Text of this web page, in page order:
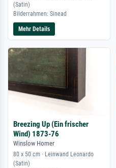
(Satin)
Bilderrahmen: Sinead
Mehr Details
Breezing Up (Ein frischer
Wind) 1873-76
Winslow Homer
80 x 50 cm · Leinwand Leonardo
(Satin)